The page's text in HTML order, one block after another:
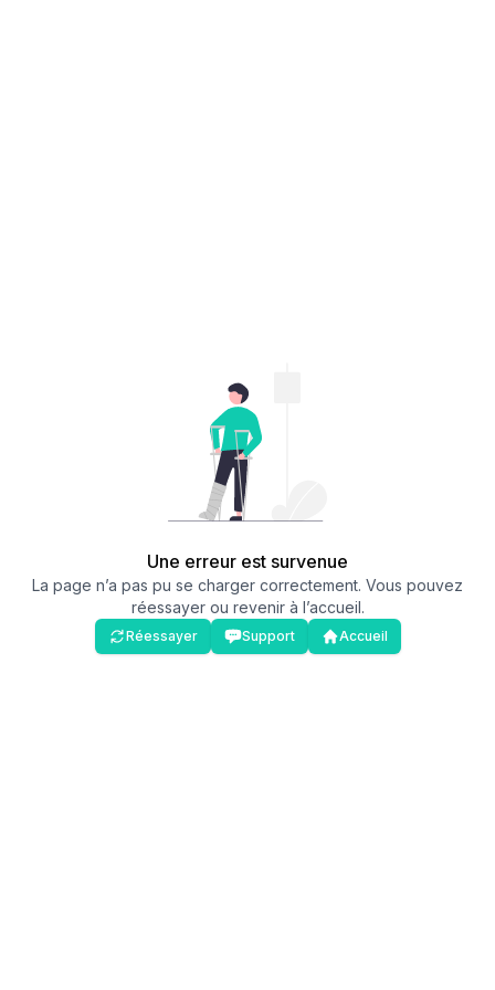
Une erreur est survenue
La page n’a pas pu se charger correctement. Vous pouvez
réessayer ou revenir à l’accueil.
Réessayer Support Accueil